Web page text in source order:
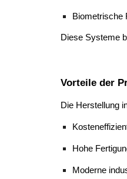
Biometrische
Diese Systeme
Vorteile der
Die Herstellung
Hohe
Moderne